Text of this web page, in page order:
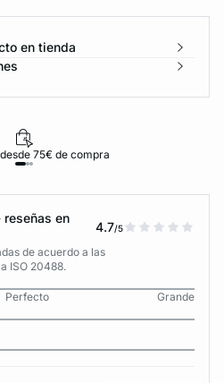
en tienda
75€ de compra
en
4.7/5
de acuerdo a las
ISO 20488.
Perfecto
Grande